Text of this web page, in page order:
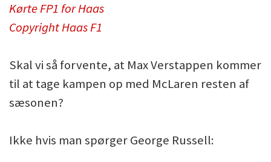
Kørte FP1 for Haas
Copyright Haas F1
Skal vi så forvente, at Max Verstappen kommer
til at tage kampen op med McLaren resten af
sæsonen?
Ikke hvis man spørger George Russell: